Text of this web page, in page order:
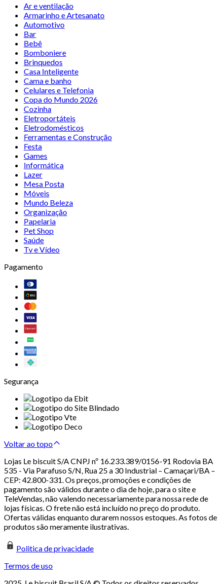
Ar e ventilação
Armarinho e Artesanato
Automotivo
Bar
Bebê
Bomboniere
Brinquedos
Casa Inteligente
Cama e banho
Celulares e Telefonia
Copa do Mundo 2026
Cozinha
Eletroportáteis
Eletrodomésticos
Ferramentas e Construção
Festa
Games
Informática
Lazer
Mesa Posta
Móveis
Mundo Beleza
Organização
Papelaria
Pet Shop
Saúde
Tv e Vídeo
Pagamento
Segurança
Voltar ao topo
Lojas Le biscuit S/A CNPJ nº 16.233.389/0156-91 Rodovia BA
535 - Via Parafuso S/N, Rua 25 a 30 Industrial – Camaçari/BA –
CEP: 42.800-331. Os preços, promoções e condições de
pagamento são válidos durante o dia de hoje, para o site e
TeleVendas, não valendo necessariamente para nossa rede de
lojas físicas. O frete não está incluído no preço do produto.
Ofertas válidas enquanto durarem nossos estoques. As fotos de
produtos são meramente ilustrativas.
Politica de privacidade
Termos de uso